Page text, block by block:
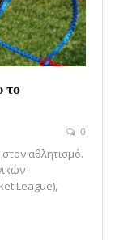
το
0
αθλητισμό.
League),